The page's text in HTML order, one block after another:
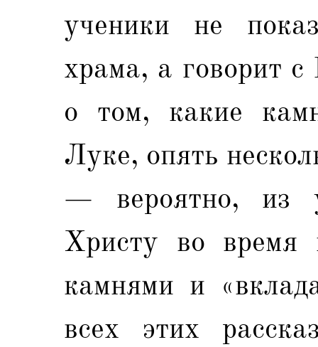
ученики не
храма, а говорит
о том, какие
Луке, опять
— вероятно, из
Христу во время
камнями и
всех этих